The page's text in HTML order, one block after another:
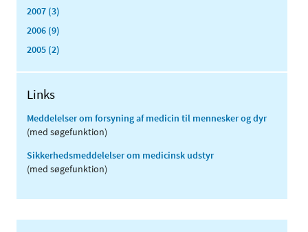
2007 (3)
2006 (9)
2005 (2)
Links
Meddelelser om forsyning af medicin til mennesker og dyr
(med søgefunktion)
Sikkerhedsmeddelelser om medicinsk udstyr
(med søgefunktion)